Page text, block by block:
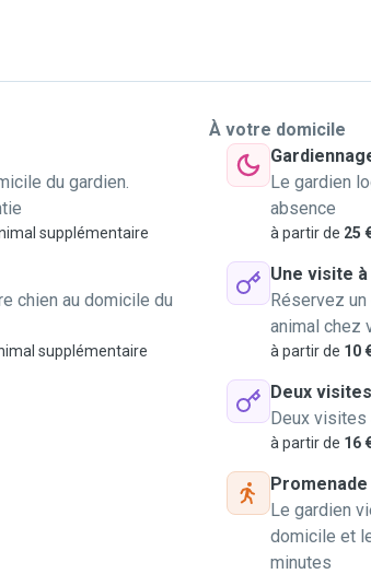
du gardien.
supplémentaire
chien au domicile du
supplémentaire
À votre domicile
Le gardien
absence
à partir de 25
Une visite
Réservez
animal chez
à partir de 10
Deux
Deux visites
à partir de 16
Le gardien
domicile et
minutes